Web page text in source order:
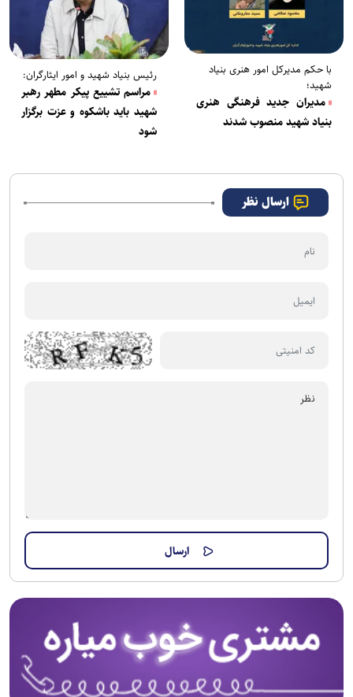
با حکم مدیرکل امور هنری بنیاد
شهید؛
مدیران جدید فرهنگی هنری
بنیاد شهید منصوب شدند
رئیس بنیاد شهید و امور ایثارگران:
مراسم تشییع پیکر مطهر رهبر
شهید باید باشکوه و عزت برگزار
شود
ارسال نظر